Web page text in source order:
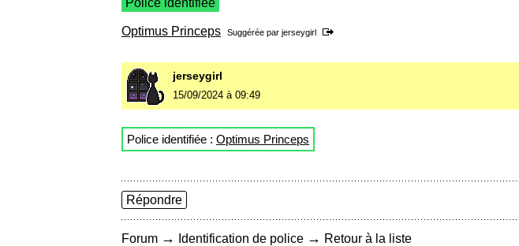
Police identifiée
Optimus Princeps Suggérée par jerseygirl
jerseygirl
15/09/2024 à 09:49
Police identifiée : Optimus Princeps
Répondre
Forum → Identification de police → Retour à la liste